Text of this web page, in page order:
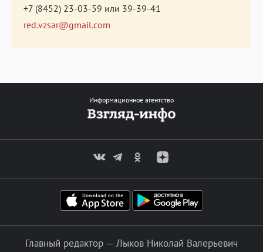
+7 (8452) 23-03-59 или 39-39-41
red.vzsar@gmail.com
Информационное агентство
Главный редактор — Лыков Николай Валерьевич